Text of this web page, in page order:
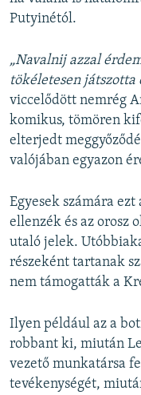
Putyinétól.
„Navalnij azzal
tökéletesen játszotta
viccelődött nemrég
komikus, tömören
elterjedt
valójában egyazon
Egyesek számára
ellenzék és az orosz
utaló jelek.
részeként tartanak
nem támogatták a
Ilyen például az a
robbant ki, miután
vezető munkatársa
tevékenységét,